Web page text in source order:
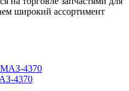
широкий ассортимент
4370